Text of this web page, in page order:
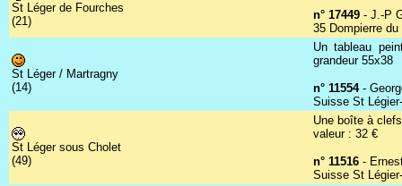
St Léger de Fourches
(21)
n° 17449 - J.-P
35 Dompierre du
St Léger / Martragny
(14)
Un tableau
grandeur 55x38
n° 11554-
Suisse St
St Léger sous Cholet
(49)
Une boîte à
valeur : 32 €
n° 11516 -
Suisse St